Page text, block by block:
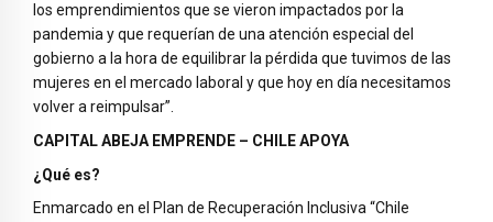
los emprendimientos que se vieron impactados por la
pandemia y que requerían de una atención especial del
gobierno a la hora de equilibrar la pérdida que tuvimos de las
mujeres en el mercado laboral y que hoy en día necesitamos
volver a reimpulsar”.
CAPITAL ABEJA EMPRENDE – CHILE APOYA
¿Qué es?
Enmarcado en el Plan de Recuperación Inclusiva “Chile